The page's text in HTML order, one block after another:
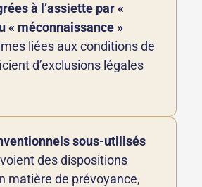
à l’assiette par «
« méconnaissance »
liées aux conditions de
d’exclusions légales
sous-utilisés
des dispositions
matière de prévoyance,